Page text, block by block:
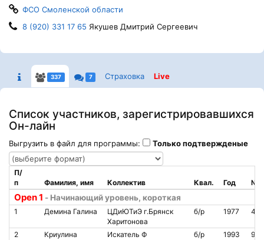
ФСО Смоленской области
8 (920) 331 17 65 Якушев Дмитрий Сергеевич
337 7 Страховка Live
Список участников, зарегистрировавшихся
Он-лайн
Выгрузить в файл для программы: Только подтвержденые
Open 1 - Начинающий уровень, короткая
П/
п
Фамилия, имя Коллектив Квал. Год №
1 Демина Галина
ЦДиЮТиЭ г.Брянск
Харитонова
б/р 1977
2
Криулина
Искатель Ф б/р 1993